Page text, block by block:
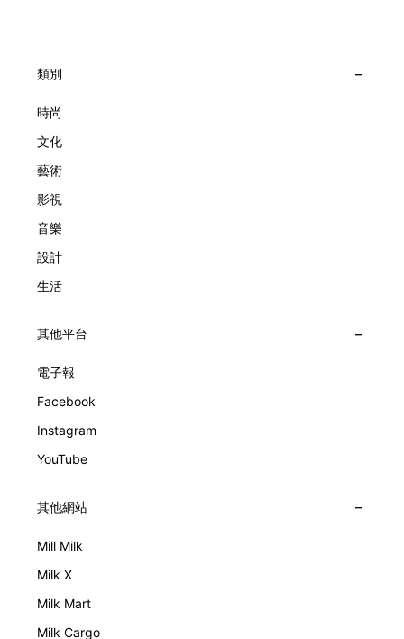
子，以及訴說時間的珠寶。每個主題展區都有精美的佈置回應
大主題展區，彰顯世家的核心價值。2010年，Van Cleef &
級鐘錶大賞（Grand Prix d'Horlogerie de Genève）中獲獎的
擁而吻。雙逆跳機芯精準驅動這場機械浪漫，讓時間不再是抽
象概念，而是心跳的律動。 故事並未完結，2025年推出的
Lady Arpels Bal des Amoureux
類別
時尚
文化
藝術
影視
音樂
設計
生活
其他平台
電子報
Facebook
Instagram
YouTube
其他網站
Mill Milk
Milk X
Milk Mart
Milk Cargo